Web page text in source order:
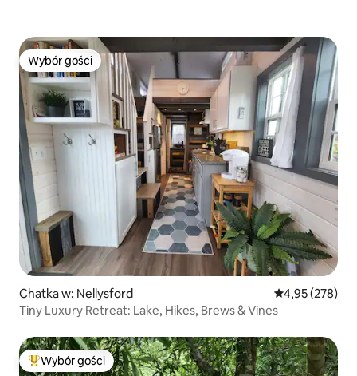
Wybór gości
Wybór gości
Chatka w: Nellysford Średnia
4,95 (278)
Tiny Luxury Retreat: Lake, Hikes, Brews & Vines
Najpopularniejsze z kategorii Wybór gości
Wybór gości